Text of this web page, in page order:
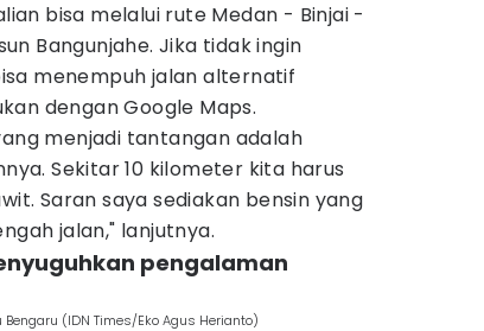
bisa melalui rute Medan - Binjai -
Bangunjahe. Jika tidak ingin
menempuh jalan alternatif
dengan Google Maps.
menjadi tantangan adalah
Sekitar 10 kilometer kita harus
Saran saya sediakan bensin yang
jalan," lanjutnya.
pengalaman
(IDN Times/Eko Agus Herianto)